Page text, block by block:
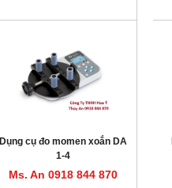
Dụng cụ đo momen xoắn DA
1-4
Ms. An 0918 844 870